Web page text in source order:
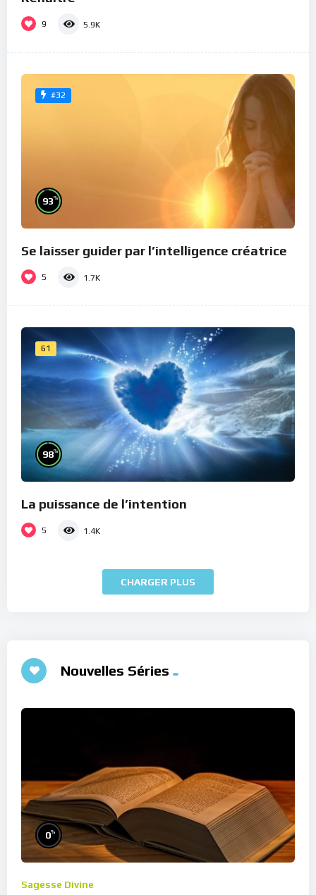
9 5.9K
#32
93%
Se laisser guider par l’intelligence créatrice
5 1.7K
61
98%
La puissance de l’intention
5 1.4K
CHARGER PLUS
Nouvelles Séries
0%
Sagesse Divine